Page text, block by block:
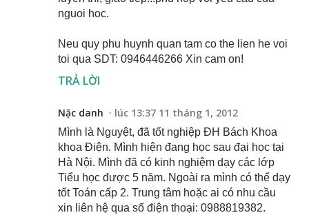
nguoi hoc.
Neu quy phu huynh quan tam co the lien he voi
toi qua SDT: 0946446266 Xin cam on!
TRẢ LỜI
Nặc danh lúc 13:37 11 tháng 1, 2012
Mình là Nguyệt, đã tốt nghiệp ĐH Bách Khoa
khoa Điện. Mình hiện đang học sau đại học tại
Hà Nội. Mình đã có kinh nghiệm dạy các lớp
Tiểu học được 5 năm. Ngoài ra mình có thể dạy
tốt Toán cấp 2. Trung tâm hoặc ai có nhu cầu
xin liên hệ qua số điện thoại: 0988819382.